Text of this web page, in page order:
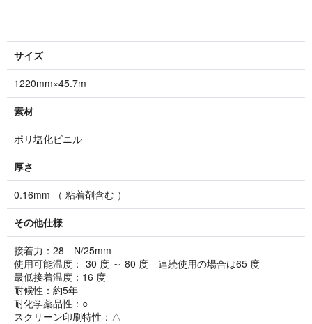
サイズ
1220mm×45.7m
素材
ポリ塩化ビニル
厚さ
0.16mm （ 粘着剤含む ）
その他仕様
接着力：28 N/25mm
使用可能温度：-30 度 ～ 80 度 連続使用の場合は65 度
最低接着温度：16 度
耐候性：約5年
耐化学薬品性：○
スクリーン印刷特性：△